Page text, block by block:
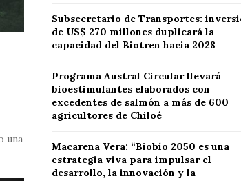
una
Subsecretario de Transportes:
de US$ 270 millones duplicará la
capacidad del Biotren hacia 2028
Programa Austral Circular llevará
bioestimulantes elaborados con
excedentes de salmón a más de 600
agricultores de Chiloé
Macarena Vera: “Biobío 2050 es una
estrategia viva para impulsar el
desarrollo, la innovación y la